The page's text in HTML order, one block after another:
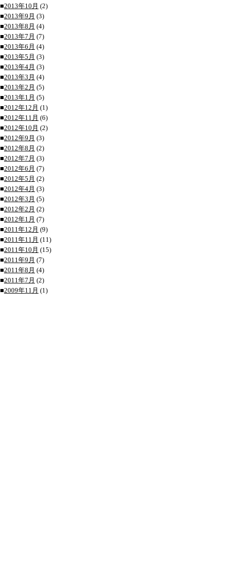
■2013年10月 (2)
■2013年9月 (3)
■2013年8月 (4)
■2013年7月 (7)
■2013年6月 (4)
■2013年5月 (3)
■2013年4月 (3)
■2013年3月 (4)
■2013年2月 (5)
■2013年1月 (5)
■2012年12月 (1)
■2012年11月 (6)
■2012年10月 (2)
■2012年9月 (3)
■2012年8月 (2)
■2012年7月 (3)
■2012年6月 (7)
■2012年5月 (2)
■2012年4月 (3)
■2012年3月 (5)
■2012年2月 (2)
■2012年1月 (7)
■2011年12月 (9)
■2011年11月 (11)
■2011年10月 (15)
■2011年9月 (7)
■2011年8月 (4)
■2011年7月 (2)
■2009年11月 (1)